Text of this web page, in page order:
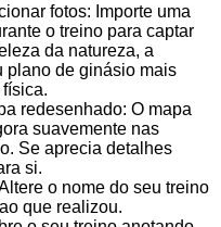
fotos: Importe uma
o treino para captar
da natureza, a
plano de ginásio mais
redesenhado: O mapa
suavemente nas
Se aprecia detalhes
si.
o nome do seu treino
que realizou.